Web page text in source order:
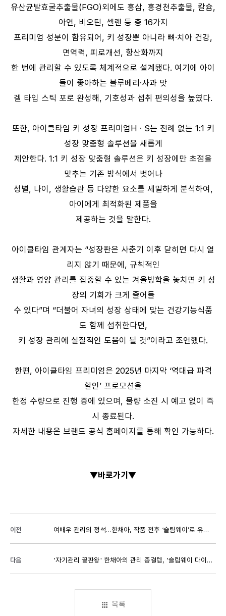
유산균발효굴추출물(FGO)외에도 홍삼, 홍경천추출물, 칼슘,
아연, 비오틴, 셀렌 등 총 16가지
프리미엄 성분이 함유되어, 키 성장뿐 아니라 뼈·치아 건강,
면역력, 피로개선, 항산화까지
한 번에 관리할 수 있도록 체계적으로 설계됐다. 여기에 아이
들이 좋아하는 블루베리·사과 맛
겔 타입 스틱 포로 완성해, 기호성과 섭취 편의성을 높였다.
또한, 아이클타임 키 성장 프리미엄H · S는 전례 없는 1:1 키
성장 맞춤형 솔루션을 새롭게
제안한다. 1:1 키 성장 맞춤형 솔루션은 키 성장에만 초점을
맞추는 기존 방식에서 벗어나
성별, 나이, 생활습관 등 다양한 요소를 세밀하게 분석하여,
아이에게 최적화된 제품을
제공하는 것을 말한다.
아이클타임 관계자는 “성장판은 사춘기 이후 닫히면 다시 열
리지 않기 때문에, 규칙적인
생활과 영양 관리를 집중할 수 있는 겨울방학을 놓치면 키 성
장의 기회가 크게 줄어들
수 있다”며 “더불어 자녀의 성장 상태에 맞는 건강기능식품
도 함께 섭취한다면,
키 성장 관리에 실질적인 도움이 될 것”이라고 조언했다.
한편, 아이클타임 프리미엄은 2025년 마지막 ‘역대급 파격
할인’ 프로모션을
한정 수량으로 진행 중에 있으며, 물량 소진 시 예고 없이 즉
시 종료된다.
자세한 내용은 브랜드 공식 홈페이지를 통해 확인 가능하다.
▼바로가기▼
이전 여배우 관리의 정석…한채아, 작품 전후 ‘슬림웨이’로 유지하는 명품 몸매 비법
다음 '자기관리 끝판왕' 한채아의 관리 종결템, '슬림웨이 다이어트'
목록